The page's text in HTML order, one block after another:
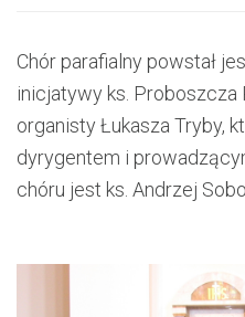
Chór parafialny powstał
inicjatywy ks. Proboszcza
organisty Łukasza Tryby,
dyrygentem i
chóru jest ks. Andrzej Sobol.